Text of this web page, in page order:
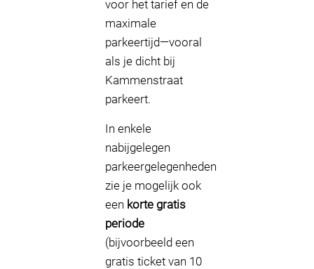
voor het tarief en de
maximale
parkeertijd—vooral
als je dicht bij
Kammenstraat
parkeert.
In enkele
nabijgelegen
parkeergelegenheden
zie je mogelijk ook
een korte gratis
periode
(bijvoorbeeld een
gratis ticket van 10